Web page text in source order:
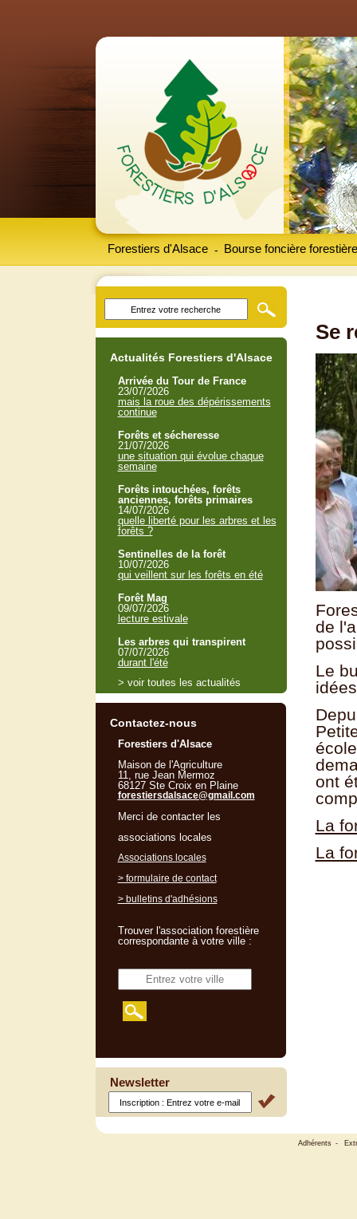
Forestiers d'Alsace Bourse foncière forestière
-
Se
de
Le
ont
La
La
Actualités Forestiers d'Alsace
Arrivée du Tour de France
23/07/2026
mais la roue des dépérissements
continue
Forêts et sécheresse
21/07/2026
une situation qui évolue chaque
semaine
Forêts intouchées, forêts
anciennes, forêts primaires
14/07/2026
quelle liberté pour les arbres et les
forêts ?
Sentinelles de la forêt
10/07/2026
qui veillent sur les forêts en été
Forêt Mag
09/07/2026
lecture estivale
Les arbres qui transpirent
07/07/2026
durant l'été
> voir toutes les actualités
Contactez-nous
Forestiers d'Alsace
Maison de l'Agriculture
11, rue Jean Mermoz
68127 Ste Croix en Plaine
forestiersdalsace@gmail.com
Merci de contacter les
associations locales
Associations locales
> formulaire de contact
> bulletins d'adhésions
Trouver l'association forestière
correspondante à votre ville :
Newsletter
Adhérents -